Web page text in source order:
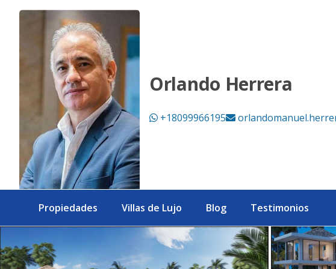
Orlando Herrera
+18099966195
Propiedades Villas de Lujo Blog Testimonios
EXCLUSIVA VILLA DE LUJOS EN VENTA EN LAS TERRENAS - eXp Realty